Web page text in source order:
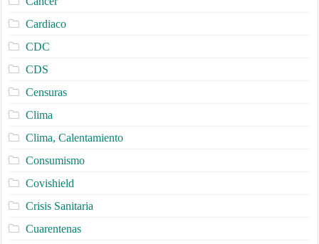
Cardiaco
CDC
CDS
Censuras
Clima
Clima, Calentamiento
Consumismo
Covishield
Crisis Sanitaria
Cuarentenas